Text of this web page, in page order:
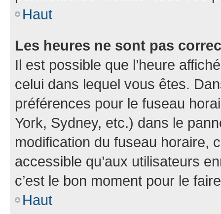
Haut
Les heures ne sont pas
Il est possible que l’heure
celui dans lequel vous êtes.
préférences pour le fuseau
York, Sydney, etc.) dans le
modification du fuseau horaire,
accessible qu’aux utilisateurs
c’est le bon moment pour le
Haut